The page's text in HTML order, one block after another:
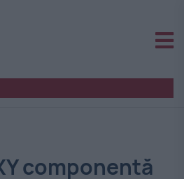
componentă